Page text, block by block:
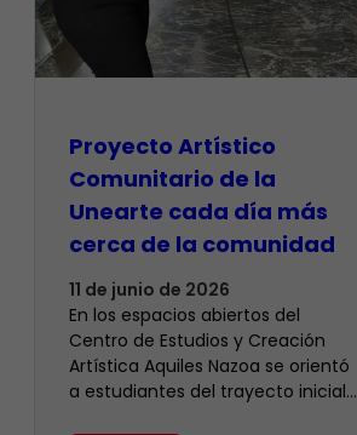
Proyecto Artístico
Comunitario de la
Unearte cada día más
cerca de la comunidad
11 de junio de 2026
En los espacios abiertos del
Centro de Estudios y Creación
Artística Aquiles Nazoa se orientó
a estudiantes del trayecto inicial…